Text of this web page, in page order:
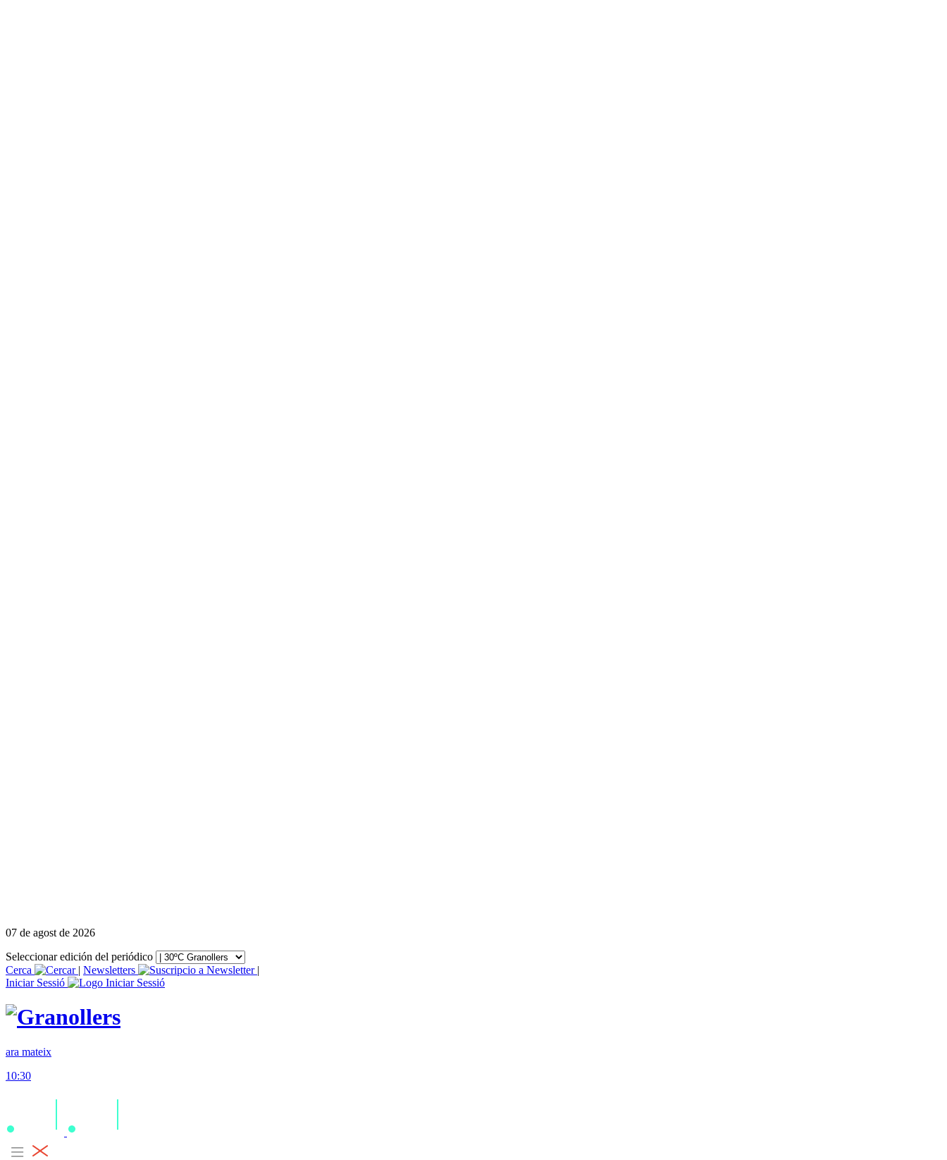
07 de agost de 2026
Seleccionar edición del periódico
Cerca
| Newsletters
|
Iniciar Sessió
ara mateix
10:30